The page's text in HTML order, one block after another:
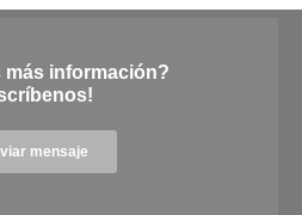
más información?
mensaje